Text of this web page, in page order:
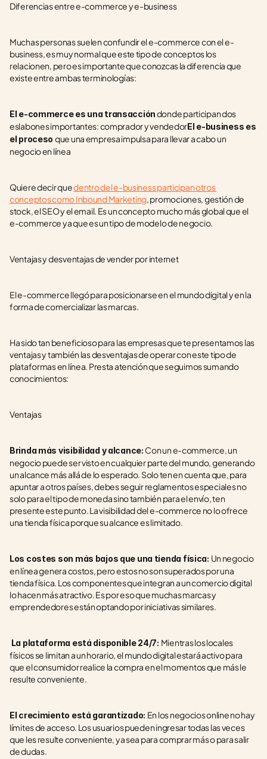
Diferencias entre e-commerce y e-business
Muchas personas suelen confundir el e-commerce con el e-
business, es muy normal que este tipo de conceptos los
relacionen, pero es importante que conozcas la diferencia que
existe entre ambas terminologías:
El e-commerce es una transacción donde participan dos
eslabones importantes: comprador y vendedorEl e-business es
el proceso que una empresa impulsa para llevar a cabo un
negocio en línea
Quiere decir que dentro del e-business participan otros
conceptos como Inbound Marketing, promociones, gestión de
stock, el SEO y el email. Es un concepto mucho más global que el
e-commerce ya que es un tipo de modelo de negocio.
Ventajas y desventajas de vender por internet
El e-commerce llegó para posicionarse en el mundo digital y en la
forma de comercializar las marcas.
Ha sido tan beneficioso para las empresas que te presentamos las
ventajas y también las desventajas de operar con este tipo de
plataformas en línea. Presta atención que seguimos sumando
conocimientos:
Ventajas
Brinda más visibilidad y alcance: Con un e-commerce, un
negocio puede ser visto en cualquier parte del mundo, generando
un alcance más allá de lo esperado. Solo ten en cuenta que, para
apuntar a otros países, debes seguir reglamentos especiales no
solo para el tipo de moneda sino también para el envío, ten
presente este punto. La visibilidad del e-commerce no lo ofrece
una tienda física porque su alcance es limitado.
Los costes son más bajos que una tienda física: Un negocio
en línea genera costos, pero estos no son superados por una
tienda física. Los componentes que integran a un comercio digital
lo hacen más atractivo. Es por eso que muchas marcas y
emprendedores están optando por iniciativas similares.
La plataforma está disponible 24/7: Mientras los locales
físicos se limitan a un horario, el mundo digital estará activo para
que el consumidor realice la compra en el momentos que más le
resulte conveniente.
El crecimiento está garantizado: En los negocios online no hay
límites de acceso. Los usuarios pueden ingresar todas las veces
que les resulte conveniente, ya sea para comprar más o para salir
de dudas.